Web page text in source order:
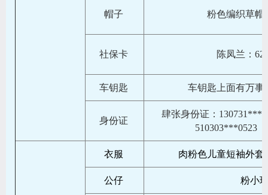
帽子 粉色编织草帽
社保卡 陈凤兰：
车钥匙 车钥匙上面有万事
身份证
肆张身份证：
510303***0523
衣服 肉粉色儿童短袖外
公仔 粉小